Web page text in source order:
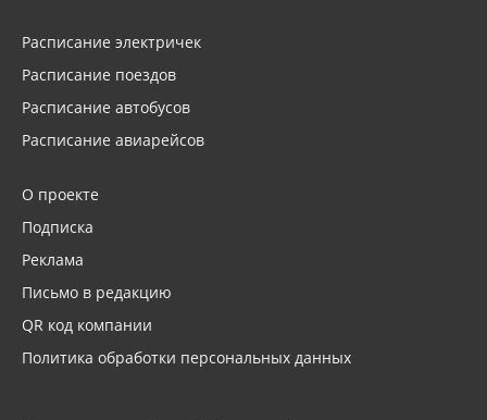
Расписание электричек
Расписание поездов
Расписание автобусов
Расписание авиарейсов
О проекте
Подписка
Реклама
Письмо в редакцию
QR код компании
Политика обработки персональных данных